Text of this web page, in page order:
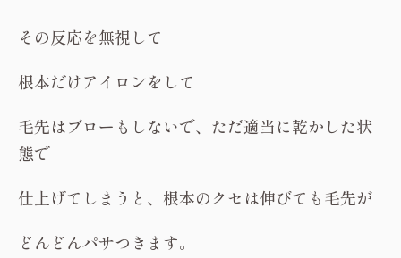
その反応を無視して
根本だけアイロンをして
毛先はブローもしないで、ただ適当に乾かした状
態で
仕上げてしまうと、根本のクセは伸びても毛先が
どんどんパサつきます。